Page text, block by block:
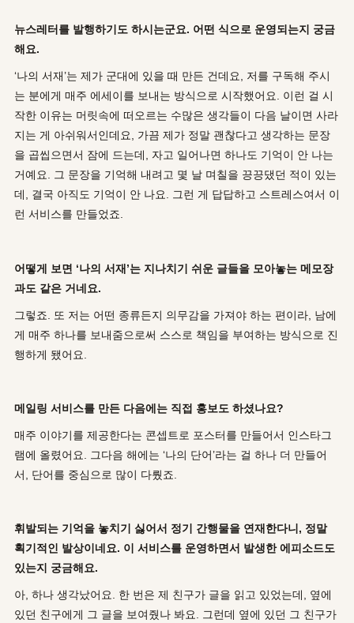
뉴스레터를 발행하기도 하시는군요. 어떤 식으로 운영되는지 궁금
해요.
‘나의 서재’는 제가 군대에 있을 때 만든 건데요, 저를 구독해 주시
는 분에게 매주 에세이를 보내는 방식으로 시작했어요. 이런 걸 시
작한 이유는 머릿속에 떠오르는 수많은 생각들이 다음 날이면 사라
지는 게 아쉬워서인데요, 가끔 제가 정말 괜찮다고 생각하는 문장
을 곱씹으면서 잠에 드는데, 자고 일어나면 하나도 기억이 안 나는
거예요. 그 문장을 기억해 내려고 몇 날 며칠을 끙끙댔던 적이 있는
데, 결국 아직도 기억이 안 나요. 그런 게 답답하고 스트레스여서 이
런 서비스를 만들었죠.
어떻게 보면 ‘나의 서재’는 지나치기 쉬운 글들을 모아놓는 메모장
과도 같은 거네요.
그렇죠. 또 저는 어떤 종류든지 의무감을 가져야 하는 편이라, 남에
게 매주 하나를 보내줌으로써 스스로 책임을 부여하는 방식으로 진
행하게 됐어요.
메일링 서비스를 만든 다음에는 직접 홍보도 하셨나요?
매주 이야기를 제공한다는 콘셉트로 포스터를 만들어서 인스타그
램에 올렸어요. 그다음 해에는 ‘나의 단어’라는 걸 하나 더 만들어
서, 단어를 중심으로 많이 다뤘죠.
휘발되는 기억을 놓치기 싫어서 정기 간행물을 연재한다니 , 정말
획기적인 발상이네요. 이 서비스를 운영하면서 발생한 에피소드도
있는지 궁금해요.
아, 하나 생각났어요. 한 번은 제 친구가 글을 읽고 있었는데, 옆에
있던 친구에게 그 글을 보여줬나 봐요. 그런데 옆에 있던 그 친구가